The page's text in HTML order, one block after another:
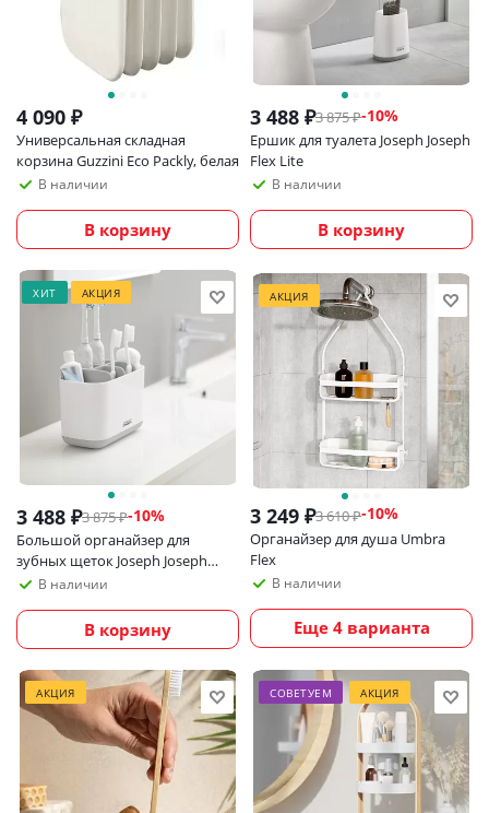
4 090 ₽
Универсальная складная
корзина Guzzini Eco Packly, белая
В наличии
В корзину
3 488 ₽3 875₽-10%
Ершик для туалета Joseph Joseph
Flex Lite
В наличии
В корзину
ХИТ АКЦИЯ
3 488 ₽3 875₽-10%
Большой органайзер для
зубных щеток Joseph Joseph
EasyStore, бело-серый
В наличии
В корзину
АКЦИЯ
3 249 ₽3 610₽-10%
Органайзер для душа Umbra
Flex
В наличии
Еще 4 варианта
АКЦИЯ СОВЕТУЕМ АКЦИЯ